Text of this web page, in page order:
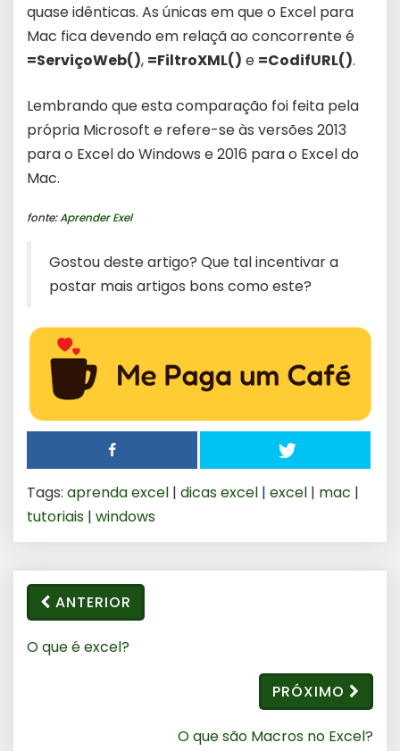
quase idênticas. As únicas em que o Excel para
Mac fica devendo em relaçã ao concorrente é
=ServiçoWeb(), =FiltroXML() e =CodifURL().
Lembrando que esta comparação foi feita pela
própria Microsoft e refere-se às versões 2013
para o Excel do Windows e 2016 para o Excel do
Mac.
fonte:Aprender Exel
Gostou deste artigo? Que tal incentivar a
postar mais artigos bons como este?
Tags: aprenda excel | dicas excel | excel | mac |
tutoriais | windows
ANTERIOR
O que é excel?
PRÓXIMO
O que são Macros no Excel?